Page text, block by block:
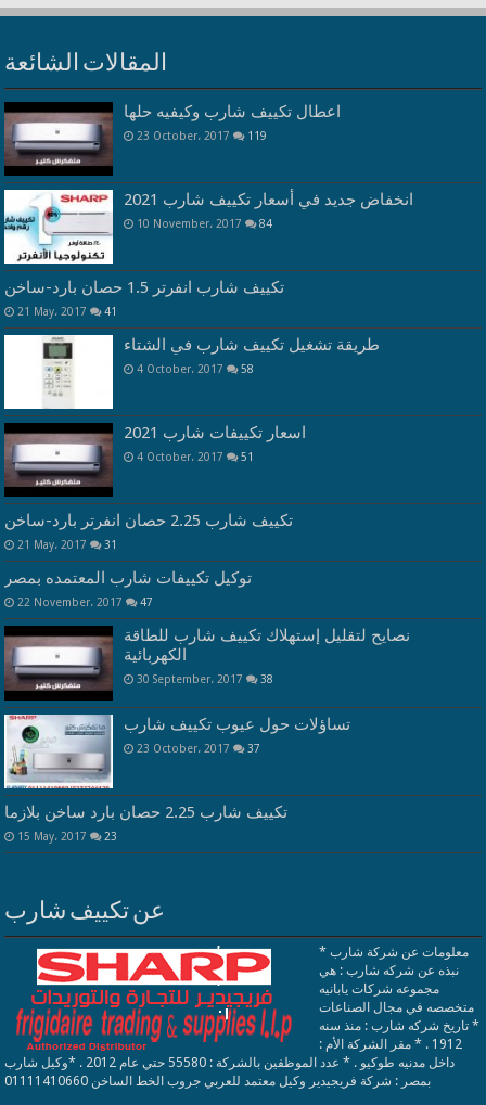
المقالات الشائعة
اعطال تكييف شارب وكيفيه حلها
23 October، 2017 119
انخفاض جديد في أسعار تكييف شارب 2021
10 November، 2017 84
تكييف شارب انفرتر 1.5 حصان بارد-ساخن
21 May، 2017 41
طريقة تشغيل تكييف شارب في الشتاء
4 October، 2017 58
اسعار تكييفات شارب 2021
4 October، 2017 51
تكييف شارب 2.25 حصان انفرتر بارد-ساخن
21 May، 2017 31
توكيل تكييفات شارب المعتمده بمصر
22 November، 2017 47
نصايح لتقليل إستهلاك تكييف شارب للطاقة
الكهربائية
30 September، 2017 38
تساؤلات حول عيوب تكييف شارب
23 October، 2017 37
تكييف شارب 2.25 حصان بارد ساخن بلازما
15 May، 2017 23
عن تكييف شارب
معلومات عن شركة شارب *
نبذه عن شركه شارب : هي
مجموعه شركات يابانيه
متخصصه في مجال الصناعات
* تاريخ شركه شارب : منذ سنه
1912 . * مقر الشركة الأم :
داخل مدنيه طوكيو . * عدد الموظفين بالشركة : 55580 حتي عام 2012 . *وكيل شارب
بمصر : شركة فريجيدير وكيل معتمد للعربي جروب الخط الساخن 01111410660